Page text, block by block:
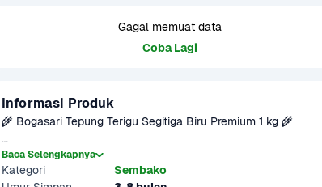
Gagal memuat data
Coba Lagi
Informasi Produk
🌾 Bogasari Tepung Terigu Segitiga Biru Premium 1 kg 🌾
Mau bikin kue, roti, gorengan, atau jajanan favorit keluarga di
rumah? Andalkan aja Tepung Terigu Segitiga Biru Premium dari
Baca Selengkapnya
Kategori
Sembako